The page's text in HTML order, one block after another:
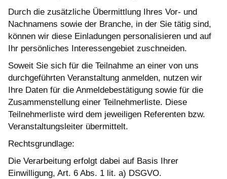
Durch die zusätzliche Übermittlung Ihres Vor- und
Nachnamens sowie der Branche, in der Sie tätig sind,
können wir diese Einladungen personalisieren und auf
Ihr persönliches Interessengebiet zuschneiden.
Soweit Sie sich für die Teilnahme an einer von uns
durchgeführten Veranstaltung anmelden, nutzen wir
Ihre Daten für die Anmeldebestätigung sowie für die
Zusammenstellung einer Teilnehmerliste. Diese
Teilnehmerliste wird dem jeweiligen Referenten bzw.
Veranstaltungsleiter übermittelt.
Rechtsgrundlage:
Die Verarbeitung erfolgt dabei auf Basis Ihrer
Einwilligung, Art. 6 Abs. 1 lit. a) DSGVO.